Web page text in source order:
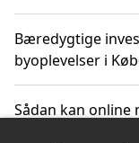
Bæredygtige
byoplevelser i
Sådan kan